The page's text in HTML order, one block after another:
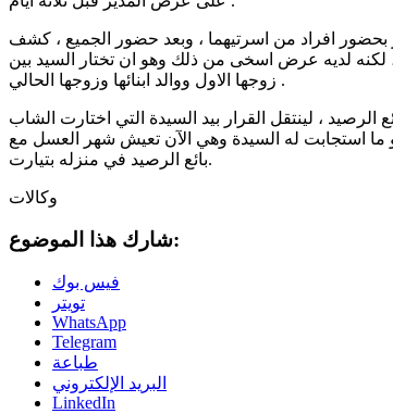
بحضور افراد من اسرتيهما ، وبعد حضور الجميع ، كشف
لديه عرض اسخى من ذلك وهو ان تختار السيد بين
زوجها الاول ووالد ابنائها وزوجها الحالي .
، لينتقل القرار بيد السيدة التي اختارت الشاب
ما استجابت له السيدة وهي الآن تعيش شهر العسل مع
بائع الرصيد في منزله بتيارت.
وكالات
شارك هذا الموضوع:
فيس بوك
تويتر
WhatsApp
Telegram
طباعة
البريد الإلكتروني
LinkedIn